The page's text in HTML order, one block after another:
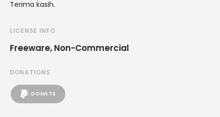
Terima kasih.
LICENSE INFO
Freeware, Non-Commercial
DONATIONS
DONATE